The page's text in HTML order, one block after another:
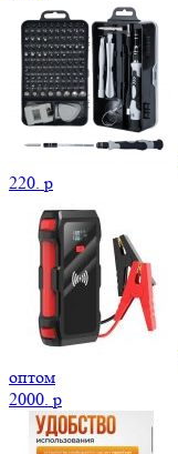
220. p
оптом
2000. p